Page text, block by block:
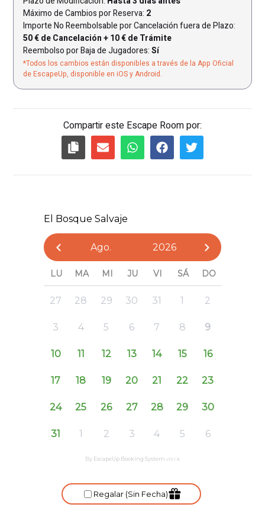
Máximo de Cambios por Reserva: 2
Importe No Reembolsable por Cancelación fuera de Plazo:
50 € de Cancelación + 10 € de Trámite
Reembolso por Baja de Jugadores: Sí
*Todos los cambios están disponibles a través de la App Oficial
de EscapeUp, disponible en iOS y Android.
Compartir este Escape Room por: